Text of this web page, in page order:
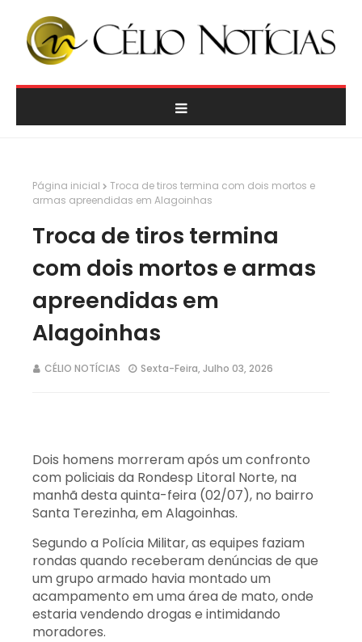
Página inicial
Troca de tiros termina com dois mortos e
armas apreendidas em Alagoinhas
Troca de tiros termina
com dois mortos e armas
apreendidas em
Alagoinhas
CÉLIO NOTÍCIAS Sexta-Feira, Julho 03, 2026
Dois homens morreram após um confronto
com policiais da Rondesp Litoral Norte, na
manhã desta quinta-feira (02/07), no bairro
Santa Terezinha, em Alagoinhas.
Segundo a Polícia Militar, as equipes faziam
rondas quando receberam denúncias de que
um grupo armado havia montado um
acampamento em uma área de mato, onde
estaria vendendo drogas e intimidando
moradores.